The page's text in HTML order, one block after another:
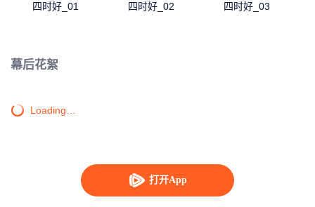
打开App
四时好_01 四时好_02 四时好_03
幕后花絮
Loading…